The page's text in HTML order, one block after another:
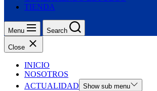
TIENDA
Menu Search
Close
INICIO
NOSOTROS
ACTUALIDAD Show sub menu